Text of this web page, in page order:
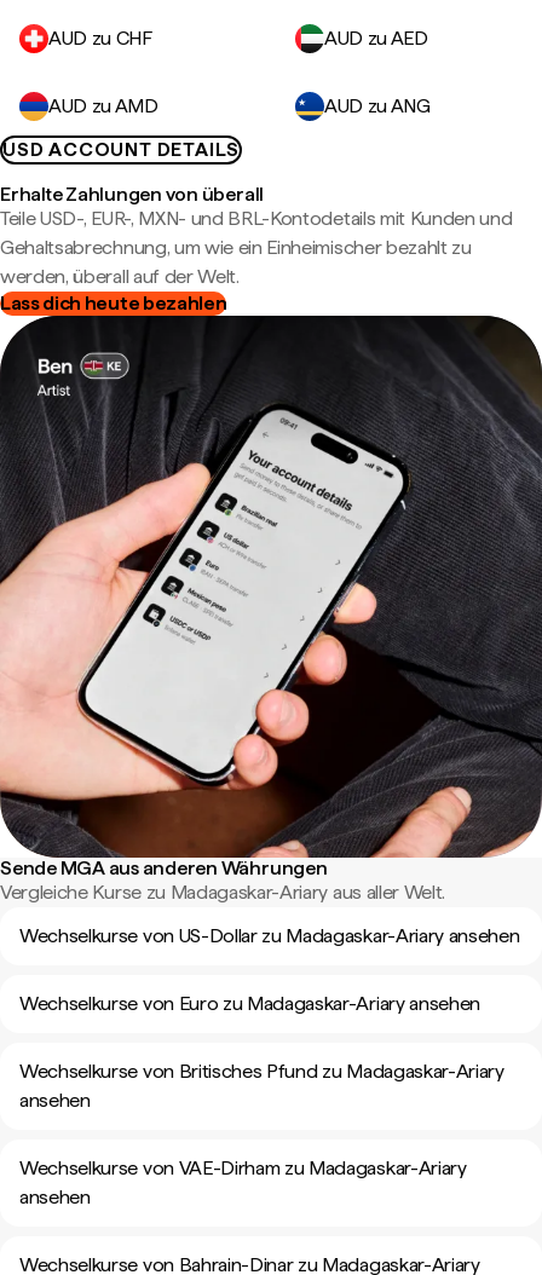
AUD zu CHF AUD zu AED
AUD zu AMD
AUD zu ANG
USD ACCOUNT DETAILS
Erhalte Zahlungen von überall
Teile USD-, EUR-, MXN- und BRL-Kontodetails mit Kunden und
Gehaltsabrechnung, um wie ein Einheimischer bezahlt zu
werden, überall auf der Welt.
Lass dich heute bezahlen
Sende MGA aus anderen Währungen
Vergleiche Kurse zu Madagaskar-Ariary aus aller Welt.
Wechselkurse von US-Dollar zu Madagaskar-Ariary ansehen
Wechselkurse von Euro zu Madagaskar-Ariary ansehen
Wechselkurse von Britisches Pfund zu Madagaskar-Ariary
ansehen
Wechselkurse von VAE-Dirham zu Madagaskar-Ariary
ansehen
Wechselkurse von Bahrain-Dinar zu Madagaskar-Ariary